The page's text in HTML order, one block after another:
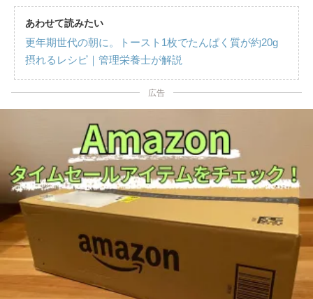
あわせて読みたい
更年期世代の朝に。トースト1枚でたんぱく質が約20g
摂れるレシピ｜管理栄養士が解説
広告